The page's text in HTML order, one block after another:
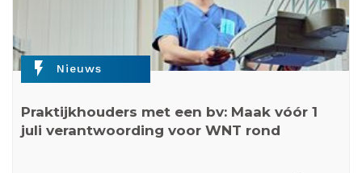
flash_on Nieuws
Praktijkhouders met een bv: Maak vóór 1
juli verantwoording voor WNT rond